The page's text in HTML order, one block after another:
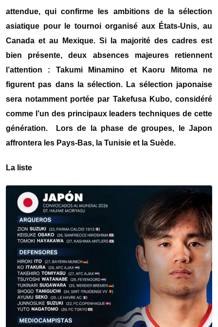
attendue, qui confirme les ambitions de la sélection
asiatique pour le tournoi organisé aux États-Unis, au
Canada et au Mexique. Si la majorité des cadres est
bien présente, deux absences majeures retiennent
l’attention : Takumi Minamino et Kaoru Mitomane
figurent pas dans la sélection. La sélection japonaise
sera notamment portée par Takefusa Kubo, considéré
comme l’un des principaux leaders techniques de cette
génération. Lors de la phase de groupes, le Japon
affrontera les Pays-Bas, la Tunisie et la Suède.
La liste